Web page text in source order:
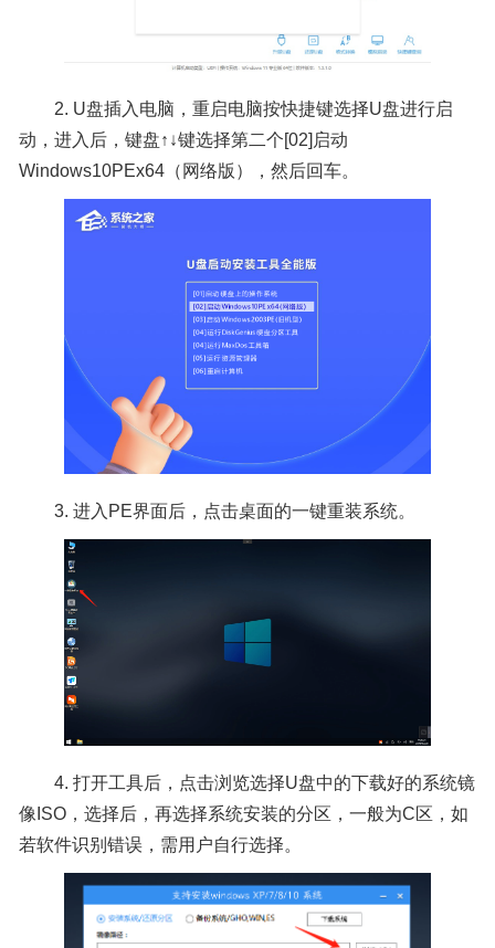
2. U盘插入电脑，重启电脑按快捷键选择U盘进行启
动，进入后，键盘↑↓键选择第二个[02]启动
Windows10PEx64（网络版），然后回车。
3. 进入PE界面后，点击桌面的一键重装系统。
4. 打开工具后，点击浏览选择U盘中的下载好的系统镜
像ISO，选择后，再选择系统安装的分区，一般为C区，如
若软件识别错误，需用户自行选择。